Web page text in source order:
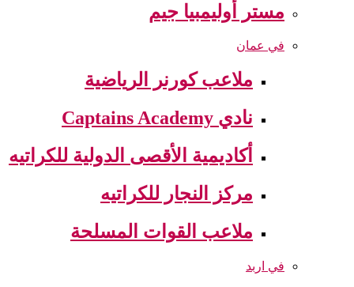
مستر أوليمبيا جيم
في عمان
ملاعب كورنر الرياضية
نادي Captains Academy
أكاديمية الأقصى الدولية للكراتيه
مركز النجار للكراتيه
ملاعب القوات المسلحة
في اربد